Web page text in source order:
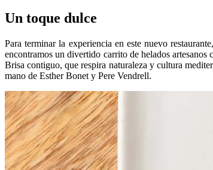
Un toque dulce
Para terminar la experiencia en este nuevo
encontramos un divertido carrito de helados
Brisa contiguo, que respira naturaleza y cultura
mano de Esther Bonet y Pere Vendrell.